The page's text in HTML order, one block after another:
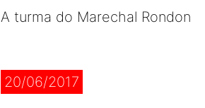
A turma do Marechal Rondon
20/06/2017